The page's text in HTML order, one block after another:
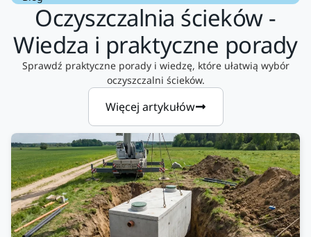
Oczyszczalnia ścieków -
Wiedza i praktyczne porady
Sprawdź praktyczne porady i wiedzę, które ułatwią wybór
oczyszczalni ścieków.
Więcej artykułów